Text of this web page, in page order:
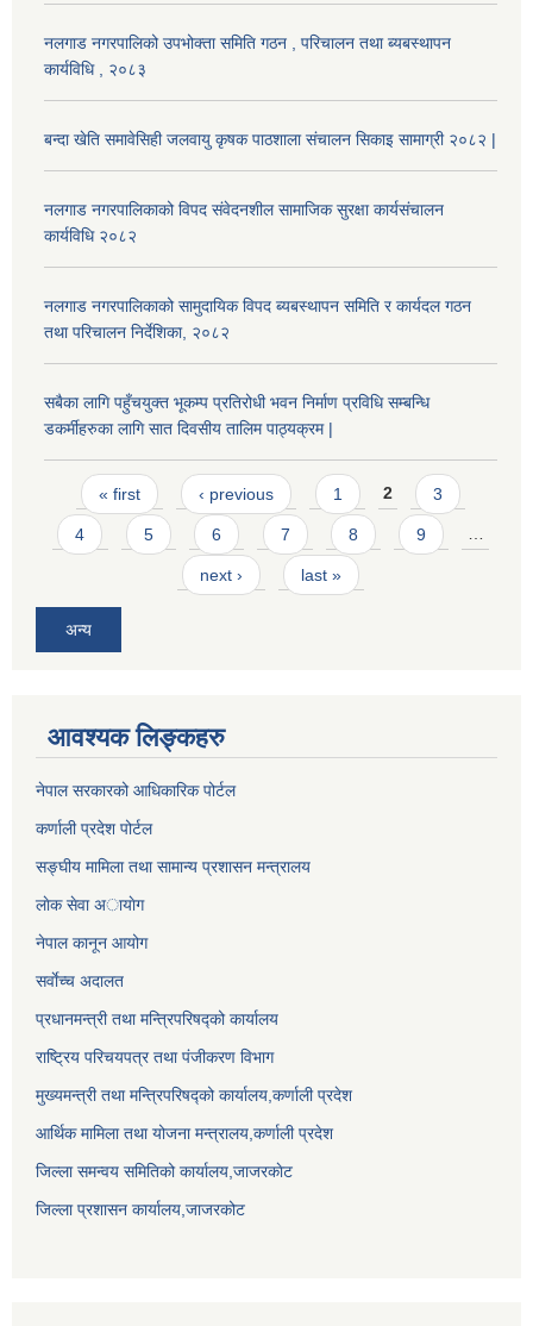
नलगाड नगरपालिको उपभोक्ता समिति गठन , परिचालन तथा ब्यबस्थापन
कार्यविधि , २०८३
बन्दा खेति समावेसिही जलवायु कृषक पाठशाला संचालन सिकाइ सामाग्री २०८२ |
नलगाड नगरपालिकाको विपद संवेदनशील सामाजिक सुरक्षा कार्यसंचालन
कार्यविधि २०८२
नलगाड नगरपालिकाको सामुदायिक विपद ब्यबस्थापन समिति र कार्यदल गठन
तथा परिचालन निर्देशिका, २०८२
सबैका लागि पहुँचयुक्त भूकम्प प्रतिरोधी भवन निर्माण प्रविधि सम्बन्धि
डकर्मीहरुका लागि सात दिवसीय तालिम पाठ्यक्रम |
Pages
« first ‹ previous 1 2 3
4 5 6 7 8 9 …
next › last »
अन्य
आवश्यक लिङ्कहरु
नेपाल सरकारको आधिकारिक पोर्टल
कर्णाली प्रदेश पोर्टल
सङ्घीय मामिला तथा सामान्य प्रशासन मन्त्रालय
लाेक सेवा अायाेग
नेपाल कानून आयोग
सर्वाेच्च अदालत
प्रधानमन्त्री तथा मन्त्रिपरिषद्को कार्यालय
राष्ट्रिय परिचयपत्र तथा पंजीकरण विभाग
मुख्यमन्त्री तथा मन्त्रिपरिषद्को कार्यालय,कर्णाली प्रदेश
आर्थिक मामिला तथा योजना मन्त्रालय,कर्णाली प्रदेश
जिल्ला समन्वय समितिको कार्यालय,जाजरकाेट
जिल्ला प्रशासन कार्यालय,जाजरकोट